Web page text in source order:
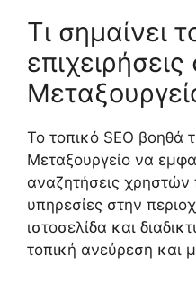
Τι σημαίνει
επιχειρήσεις
Το τοπικό SEO βοηθά
Μεταξουργείο να
αναζητήσεις
υπηρεσίες στην
ιστοσελίδα και
τοπική ανεύρεση και